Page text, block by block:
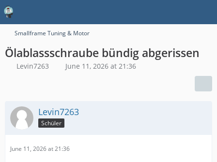
Smallframe Tuning & Motor
Ölablassschraube bündig abgerissen
Levin7263 June 11, 2026 at 21:36
Levin7263
Schüler
June 11, 2026 at 21:36